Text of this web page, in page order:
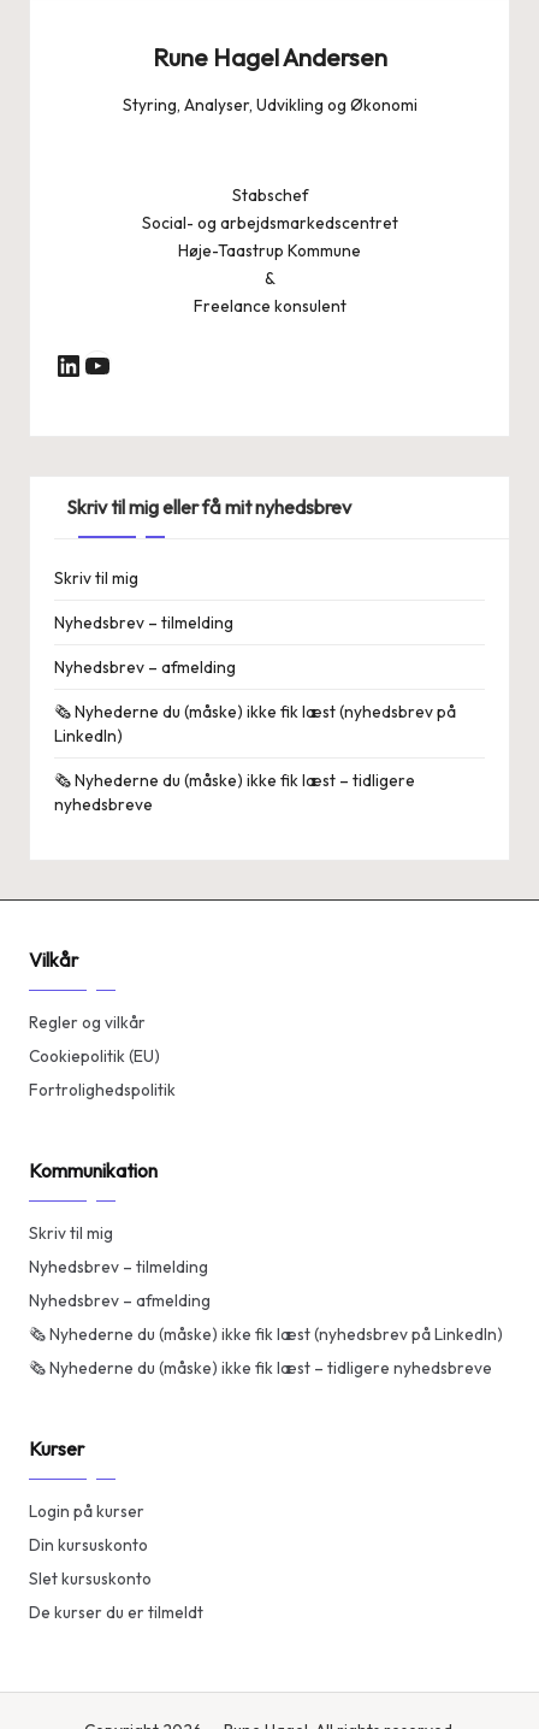
Rune Hagel Andersen
Styring, Analyser, Udvikling og Økonomi
Stabschef
Social- og arbejdsmarkedscentret
Høje-Taastrup Kommune
&
Freelance konsulent
LinkedIn
YouTube
Skriv til mig eller få mit nyhedsbrev
Skriv til mig
Nyhedsbrev – tilmelding
Nyhedsbrev – afmelding
🗞️ Nyhederne du (måske) ikke fik læst (nyhedsbrev på
LinkedIn)
🗞️ Nyhederne du (måske) ikke fik læst – tidligere
nyhedsbreve
Vilkår
Regler og vilkår
Cookiepolitik (EU)
Fortrolighedspolitik
Kommunikation
Skriv til mig
Nyhedsbrev – tilmelding
Nyhedsbrev – afmelding
🗞️ Nyhederne du (måske) ikke fik læst (nyhedsbrev på LinkedIn)
🗞️ Nyhederne du (måske) ikke fik læst – tidligere nyhedsbreve
Kurser
Login på kurser
Din kursuskonto
Slet kursuskonto
De kurser du er tilmeldt